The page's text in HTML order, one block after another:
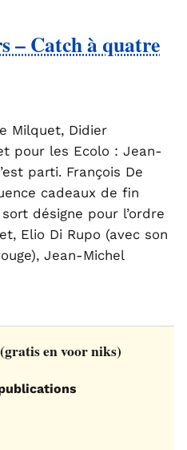
– Catch à quatre
Milquet, Didier
pour les Ecolo : Jean-
parti. François De
cadeaux de fin
désigne pour l’ordre
Elio Di Rupo (avec son
Jean-Michel
en voor niks)